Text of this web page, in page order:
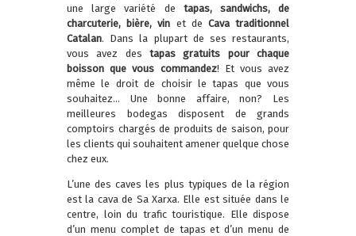
une large variété de tapas, sandwichs, de
charcuterie, bière, vin et de Cava traditionnel
Catalan. Dans la plupart de ses restaurants,
vous avez des tapas gratuits pour chaque
boisson que vous commandez! Et vous avez
même le droit de choisir le tapas que vous
souhaitez… Une bonne affaire, non? Les
meilleures bodegas disposent de grands
comptoirs chargés de produits de saison, pour
les clients qui souhaitent amener quelque chose
chez eux.
L’une des caves les plus typiques de la région
est la cava de Sa Xarxa. Elle est située dans le
centre, loin du trafic touristique. Elle dispose
d’un menu complet de tapas et d’un menu de